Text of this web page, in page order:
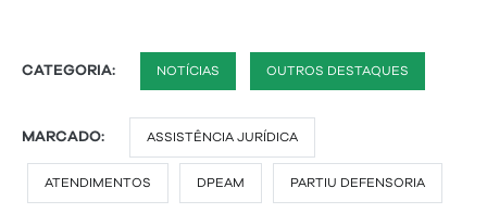
CATEGORIA: NOTÍCIAS OUTROS DESTAQUES
MARCADO: ASSISTÊNCIA JURÍDICA
ATENDIMENTOS DPEAM PARTIU DEFENSORIA